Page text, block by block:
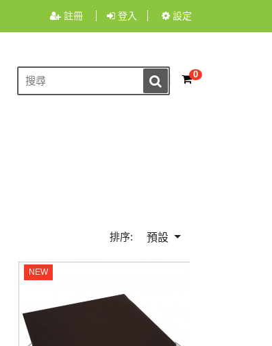
設定
註冊 登入
0
排序: 預設
NEW